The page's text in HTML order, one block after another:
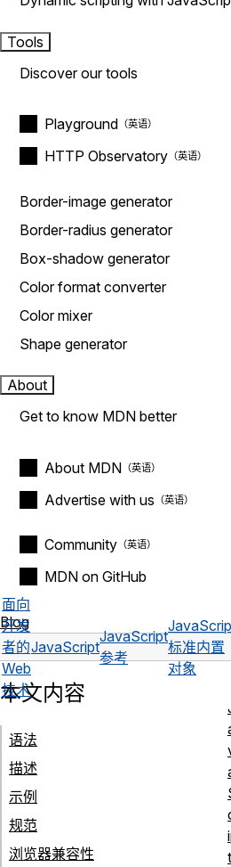
Tools
Discover our tools
Playground
HTTP Observatory
Border-image generator
Border-radius generator
Box-shadow generator
Color format converter
Color mixer
Shape generator
About
Get to know MDN better
About MDN
Advertise with us
Community
MDN on GitHub
Blog
面向
开发
者的
Web
技术
JavaScript
JavaScript
参考
标准内置
对象
本文内容
语法
描述
示例
规范
浏览器兼容性
t